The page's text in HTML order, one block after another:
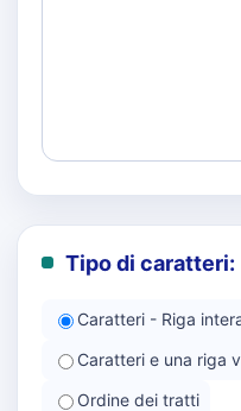
Tipo di caratteri:
Caratteri - Riga
Caratteri e una riga
Ordine dei tratti